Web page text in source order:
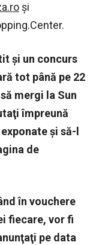
şi
şi un concurs
tot până pe 22
mergi la Sun
împreună
şi să-l
de
în vouchere
fiecare, vor fi
pe data